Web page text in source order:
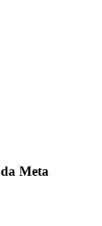
Meta